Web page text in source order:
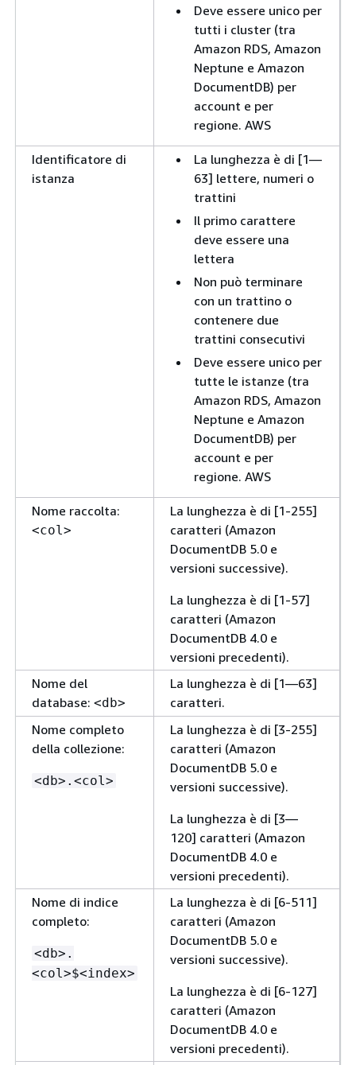
Deve essere unico per
tutti i cluster (tra
Amazon RDS, Amazon
Neptune e Amazon
DocumentDB) per
account e per
regione. AWS
Identificatore di
istanza
La lunghezza è di [1—
63] lettere, numeri o
trattini
Il primo carattere
deve essere una
lettera
Non può terminare
con un trattino o
contenere due
trattini consecutivi
Deve essere unico per
tutte le istanze (tra
Amazon RDS, Amazon
Neptune e Amazon
DocumentDB) per
account e per
regione. AWS
Nome raccolta:
<col>
La lunghezza è di [1-255]
caratteri (Amazon
DocumentDB 5.0 e
versioni successive).
La lunghezza è di [1-57]
caratteri (Amazon
DocumentDB 4.0 e
versioni precedenti).
Nome del
database: <db>
La lunghezza è di [1—63]
caratteri.
Nome completo
della collezione:
<db>.<col>
La lunghezza è di [3-255]
caratteri (Amazon
DocumentDB 5.0 e
versioni successive).
La lunghezza è di [3—
120] caratteri (Amazon
DocumentDB 4.0 e
versioni precedenti).
Nome di indice
completo:
<db>.
<col>$<index>
La lunghezza è di [6-511]
caratteri (Amazon
DocumentDB 5.0 e
versioni successive).
La lunghezza è di [6-127]
caratteri (Amazon
DocumentDB 4.0 e
versioni precedenti).